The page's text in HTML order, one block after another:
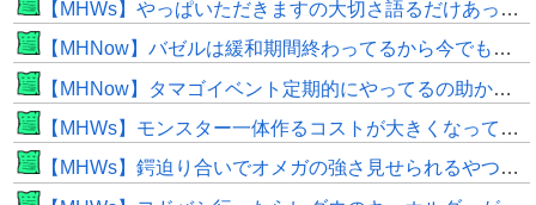
【MHWs】やっぱいただきますの大切さ語るだけあって飯のこだわり凄いよね
【MHNow】バゼルは緩和期間終わってるから今でもとんでもない数必要なんじゃない？
【MHNow】タマゴイベント定期的にやってるの助かるよね
【MHWs】モンスター一体作るコストが大きくなっている昨今でこそ亜種に頼るべきだよな
【MHWs】鍔迫り合いでオメガの強さ見せられるやつ一番すき